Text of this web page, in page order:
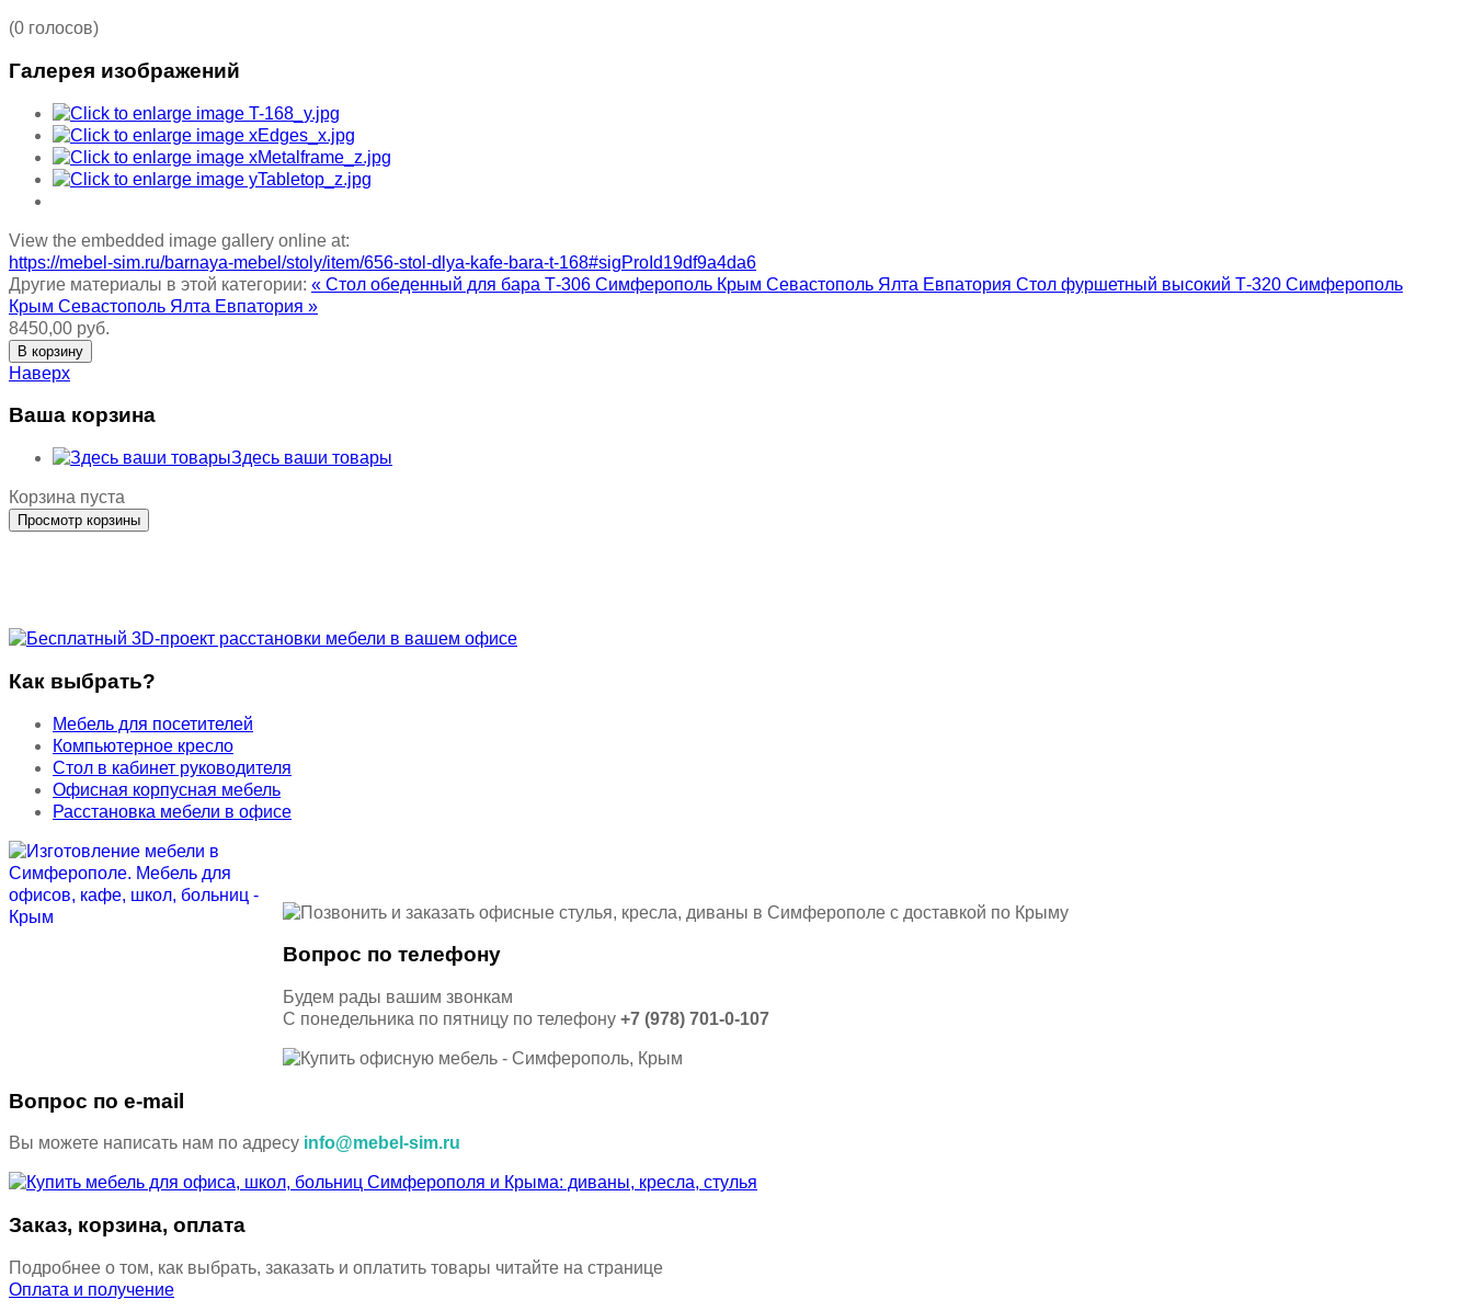
(0 голосов)
Галерея изображений
View the embedded image gallery online at:
https://mebel-sim.ru/barnaya-mebel/stoly/item/656-stol-dlya-kafe-bara-t-168#sigProId19df9a4da6
Другие материалы в этой категории: « Стол обеденный для бара Т-306 Симферополь Крым Севастополь Ялта Евпатория Стол фуршетный высокий Т-320 Симферополь
Крым Севастополь Ялта Евпатория »
8450,00 руб.
Наверх
Ваша корзина
Здесь ваши товары
Корзина пуста
Как выбрать?
Мебель для посетителей
Компьютерное кресло
Стол в кабинет руководителя
Офисная корпусная мебель
Расстановка мебели в офисе
Вопрос по телефону
Будем рады вашим звонкам
С понедельника по пятницу по телефону +7 (978) 701-0-107
Вопрос по e-mail
Вы можете написать нам по адресу info@mebel-sim.ru
Заказ, корзина, оплата
Подробнее о том, как выбрать, заказать и оплатить товары читайте на странице
Оплата и получение